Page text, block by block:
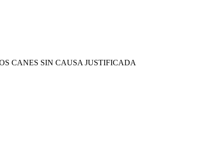
CANES SIN CAUSA JUSTIFICADA